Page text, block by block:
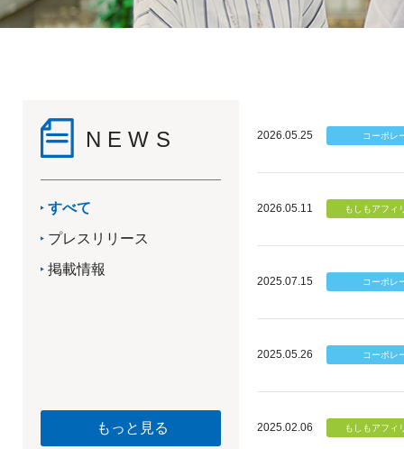
NEWS
すべて
プレスリリース
掲載情報
もっと見る
2026.05.25
2026.05.11
2025.07.15
2025.05.26
2025.02.06